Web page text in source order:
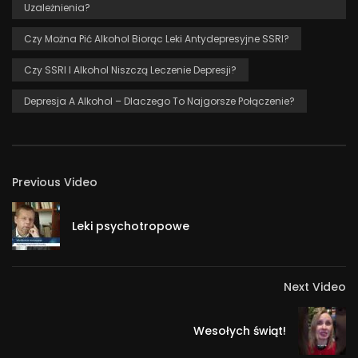
– fatalne połączenie?
02:38 – Czy lek antydepresyjny znosi działanie alkoholu?
04:50 – Leki antydepresyjne (SSRI) a alkohol – jak picie
niszczy leczenie depresji? Czy to marnowanie czasu i
pieniędzy?
Ul. Zdrojowa 19
25-336 Kielce
Home
Uzależnienia?
Czy Można Pić Alkohol Biorąc Leki Antydepresyjne SSRI?
Czy SSRI I Alkohol Niszczą Leczenie Depresji?
Depresja A Alkohol – Dlaczego To Najgorsze Połączenie?
Previous Video
Leki psychotropowe
Next Video
Wesołych świąt!